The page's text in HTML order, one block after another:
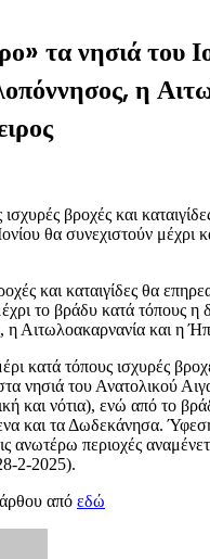
τα νησιά του
η
βροχές και
θα συνεχιστούν μέχρι
και καταιγίδες θα
το βράδυ κατά τόπους η
Αιτωλοακαρνανία και η
κατά τόπους ισχυρές
νησιά του Ανατολικού
και νότια), ενώ από το
και τα Δωδεκάνησα.
ανωτέρω περιοχές
2-2025).
από εδώ